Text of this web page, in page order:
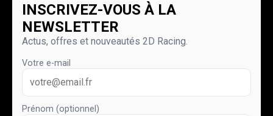
INSCRIVEZ-VOUS À LA
NEWSLETTER
Actus, offres et nouveautés 2D Racing.
Votre e-mail
Prénom (optionnel)